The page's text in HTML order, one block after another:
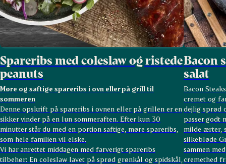
Spareribs med coleslaw og ristede
peanuts
Møre og saftige spareribs i ovn eller på grill til
sommeren
Denne opskrift på spareribs i ovnen eller på grillen er en
sikker vinder på en lun sommeraften. Efter kun 30
minutter står du med en portion saftige, møre spareribs,
som hele familien vil elske.
Vi har anrettet middagen med farverigt spareribs
tilbehør: En coleslaw lavet på sprød grønkål og spidskål,
Bacon
salat
Bacon
cremet og
dejlig sprød
passer godt
milde ærter,
silkebløde
sammen
cremethed